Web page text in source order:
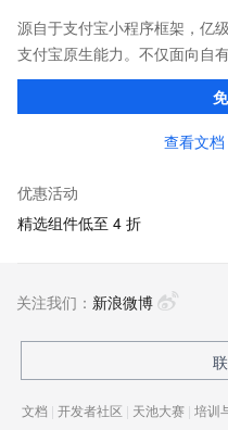
源自于支付宝小程序框架，亿
支付宝原生能力。不仅面向自
包，覆盖支付宝、淘宝、钉钉
查看文档
优惠活动
精选组件低至 4 折
关注我们： 新浪微博
文档 | 开发者社区 | 天池大赛 | 培训